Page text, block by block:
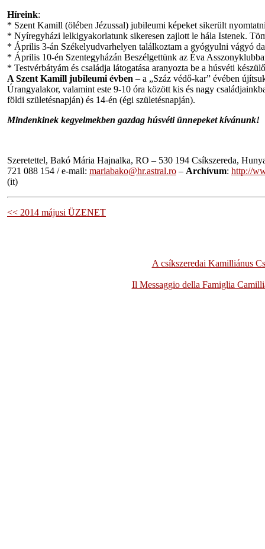
Híreink:
* Szent Kamill (ölében Jézussal) jubileumi képeket sikerült
* Nyíregyházi lelkigyakorlatunk sikeresen zajlott le hála Istenek.
* Április 3-án Székelyudvarhelyen találkoztam a gyógyulni vágyó
* Április 10-én Szentegyházán Beszélgettünk az Éva
* Testvérbátyám és családja látogatása aranyozta be a húsvéti
A Szent Kamill jubileumi évben – a „Száz védő-kar” évében
Úrangyalakor, valamint este 9-10 óra között kis és nagy
földi születésnapján) és 14-én (égi születésnapján).
Mindenkinek kegyelmekben gazdag húsvéti ünnepeket kívánunk!
Szeretettel, Bakó Mária Hajnalka, RO – 530 194 Csíkszereda,
721 088 154 / e-mail: mariabako@hr.astral.ro – Archívum: http://
(it)
<< 2014 májusi ÜZENET
A csíkszeredai Kamilliánus
Il Messaggio della Famiglia